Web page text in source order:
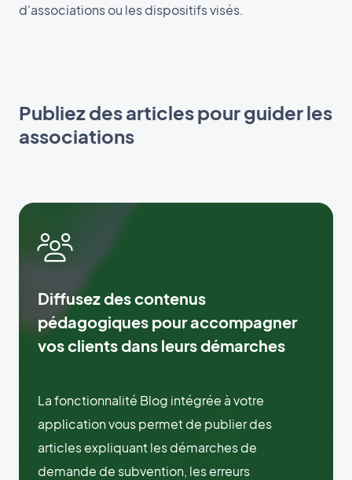
d'associations ou les dispositifs visés.
Publiez des articles pour guider les
associations
Diffusez des contenus
pédagogiques pour accompagner
vos clients dans leurs démarches
La fonctionnalité Blog intégrée à votre
application vous permet de publier des
articles expliquant les démarches de
demande de subvention, les erreurs